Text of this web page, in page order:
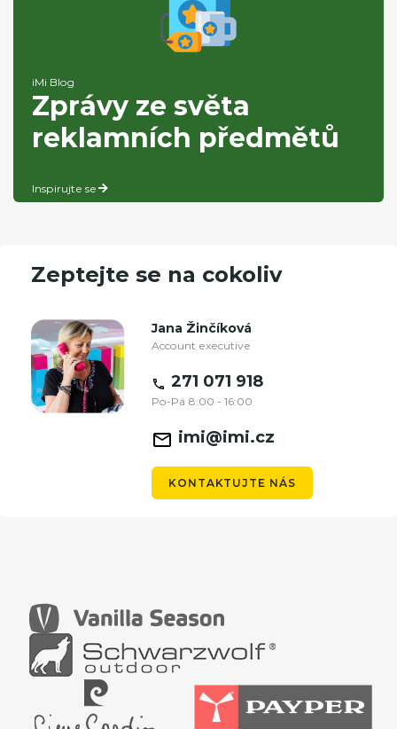
iMi Blog
Zprávy ze světa
reklamních předmětů
Inspirujte se
Zeptejte se na cokoliv
Jana Žinčíková
Account executive
271 071 918
Po-Pá 8:00 - 16:00
imi@imi.cz
KONTAKTUJTE NÁS